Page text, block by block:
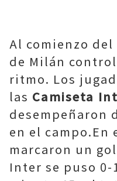
Al comienzo
de Milán
ritmo. Los
las Camiseta
desempeñaron
en el campo.En
marcaron un
Inter se puso